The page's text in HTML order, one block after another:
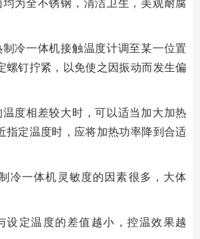
为全不锈钢，清洁卫生，美观耐腐
冷一体机接触温度计调至某一位置
螺钉拧紧，以免使之因振动而发生偏
度相差较大时，可以适当加大加热
指定温度时，应将加热功率降到合适
冷一体机灵敏度的因素很多，大体
设定温度的差值越小，控温效果越